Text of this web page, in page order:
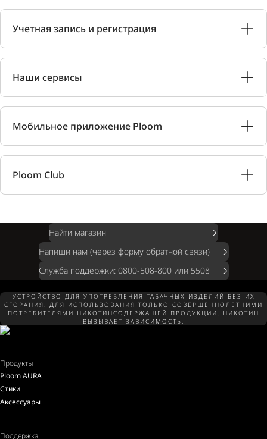
Учетная запись и регистрация
Наши сервисы
Мобильное приложение Ploom
Ploom Club
Найти магазин
Напиши нам (через форму обратной связи)
Служба поддержки: 0800-508-800 или 5508
УСТРОЙСТВО ДЛЯ УПОТРЕБЛЕНИЯ ТАБАЧНЫХ ИЗДЕЛИЙ БЕЗ ИХ
СГОРАНИЯ. ДЛЯ ИСПОЛЬЗОВАНИЯ ТОЛЬКО СОВЕРШЕННОЛЕТНИМИ
ПОТРЕБИТЕЛЯМИ НИКОТИНСОДЕРЖАЩЕЙ ПРОДУКЦИИ. НИКОТИН
ВЫЗЫВАЕТ ЗАВИСИМОСТЬ.
Продукты
Ploom AURA
Стики
Аксессуары
Поддержка